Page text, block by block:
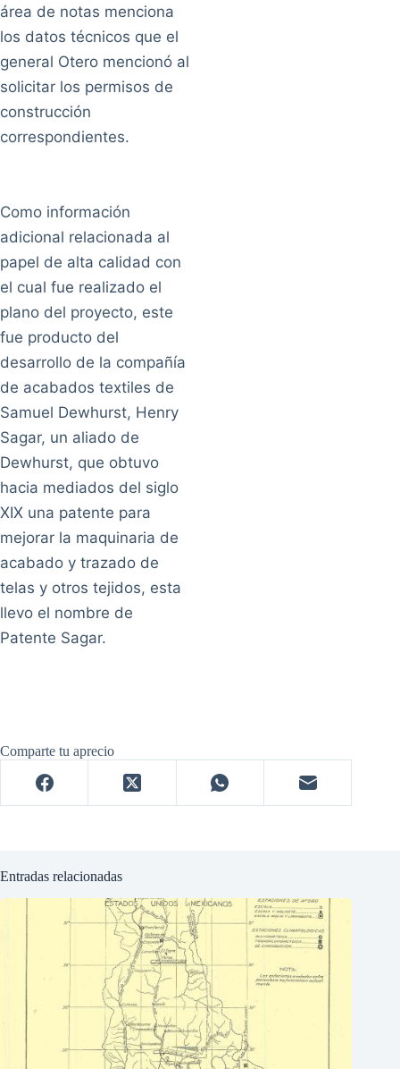
área de notas menciona
los datos técnicos que el
general Otero mencionó al
solicitar los permisos de
construcción
correspondientes.
Como información
adicional relacionada al
papel de alta calidad con
el cual fue realizado el
plano del proyecto, este
fue producto del
desarrollo de la compañía
de acabados textiles de
Samuel Dewhurst, Henry
Sagar, un aliado de
Dewhurst, que obtuvo
hacia mediados del siglo
XIX una patente para
mejorar la maquinaria de
acabado y trazado de
telas y otros tejidos, esta
llevo el nombre de
Patente Sagar.
Comparte tu aprecio
Entradas relacionadas